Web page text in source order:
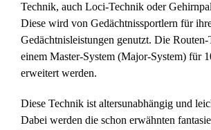
Technik, auch Loci-Technik oder
Diese wird von Gedächtnissportlern für
Gedächtnisleistungen genutzt. Die
einem Master-System (Major-System) für
erweitert werden.
Diese Technik ist altersunabhängig und
Dabei werden die schon erwähnten